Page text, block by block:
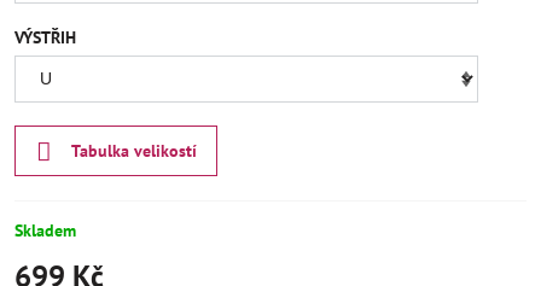
VÝSTŘIH
Tabulka velikostí
Skladem
699 Kč